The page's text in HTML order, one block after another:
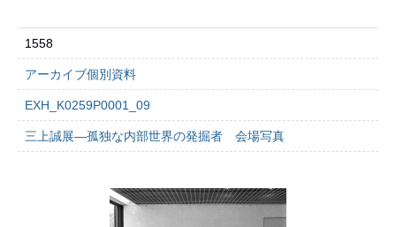
1558
アーカイブ個別資料
EXH_K0259P0001_09
三上誠展―孤独な内部世界の発掘者 会場写真